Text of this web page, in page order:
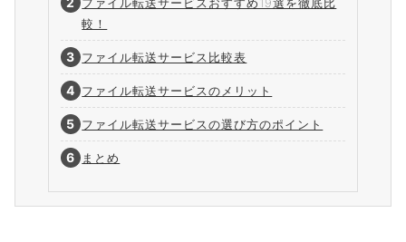
較！
ファイル転送サービス比較表
ファイル転送サービスのメリット
ファイル転送サービスの選び方のポイント
まとめ